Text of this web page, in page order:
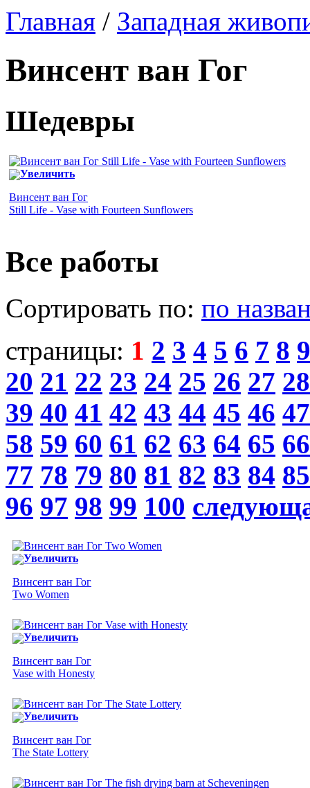
Главная / Западная
Винсент ван Гог
Шедевры
Увеличить
Винсент ван Гог
Still Life - Vase with Fourteen Sunflowers
Все работы
Сортировать по: по
страницы: 1 2 3 4 5 6 7 8 9
20 21 22 23 24 25 26 27 28
39 40 41 42 43 44 45 46 47
58 59 60 61 62 63 64 65 66
77 78 79 80 81 82 83 84 85
96 97 98 99 100
Увеличить
Винсент ван Гог
Two Women
Увеличить
Винсент ван Гог
Vase with Honesty
Увеличить
Винсент ван Гог
The State Lottery